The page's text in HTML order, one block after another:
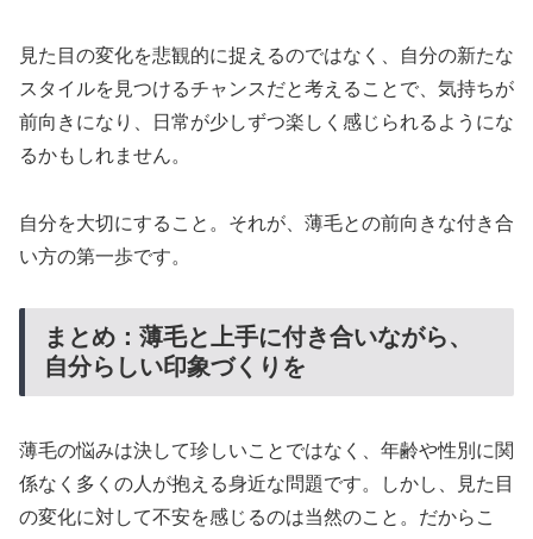
見た目の変化を悲観的に捉えるのではなく、自分の新たな
スタイルを見つけるチャンスだと考えることで、気持ちが
前向きになり、日常が少しずつ楽しく感じられるようにな
るかもしれません。
自分を大切にすること。それが、薄毛との前向きな付き合
い方の第一歩です。
まとめ：薄毛と上手に付き合いながら、
自分らしい印象づくりを
薄毛の悩みは決して珍しいことではなく、年齢や性別に関
係なく多くの人が抱える身近な問題です。しかし、見た目
の変化に対して不安を感じるのは当然のこと。だからこ